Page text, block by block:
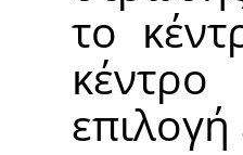
το